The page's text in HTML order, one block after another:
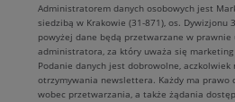
Administratorem danych osobowych jest
siedzibą w Krakowie (31-871), os. Dywizjonu
powyżej dane będą przetwarzane w
administratora, za który uważa się marketing
Podanie danych jest dobrowolne, aczkolwiek
otrzymywania newslettera. Każdy ma prawo
wobec przetwarzania, a także żądania